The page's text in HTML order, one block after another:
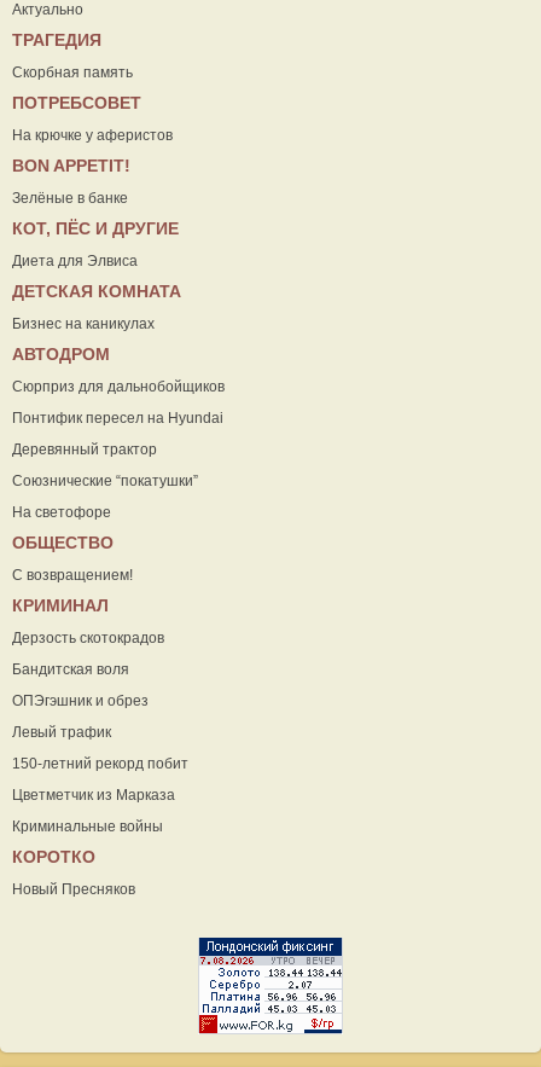
Актуально
ТРАГЕДИЯ
Скорбная память
ПОТРЕБСОВЕТ
На крючке у аферистов
ВON APPETIT!
Зелёные в банке
КОТ, ПЁС И ДРУГИЕ
Диета для Элвиса
ДЕТСКАЯ КОМНАТА
Бизнес на каникулах
АВТОДРОМ
Сюрприз для дальнобойщиков
Понтифик пересел на Hyundai
Деревянный трактор
Союзнические “покатушки”
На светофоре
ОБЩЕСТВО
С возвращением!
КРИМИНАЛ
Дерзость скотокрадов
Бандитская воля
ОПЭгэшник и обрез
Левый трафик
150-летний рекорд побит
Цветметчик из Марказа
Криминальные войны
КОРОТКО
Новый Пресняков